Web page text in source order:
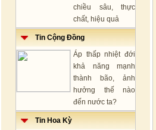
chiều sâu, thực
chất, hiệu quả
Tin Cộng Đồng
Áp thấp nhiệt đới
khả năng mạnh
thành bão, ảnh
hưởng thế nào
đến nước ta?
Tin Hoa Kỳ